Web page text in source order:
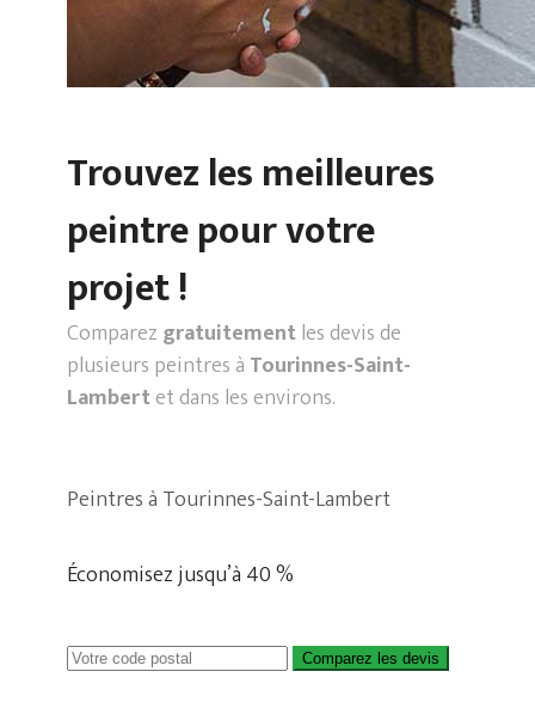
Trouvez les meilleures
peintre pour votre
projet !
Comparez gratuitementles devis de
plusieurs peintres à Tourinnes-Saint-
Lambertet dans les environs.
Peintres à Tourinnes-Saint-Lambert
Économisez jusqu’à 40 %
Comparez les devis